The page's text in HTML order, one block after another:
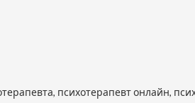
психотерапевт онлайн,